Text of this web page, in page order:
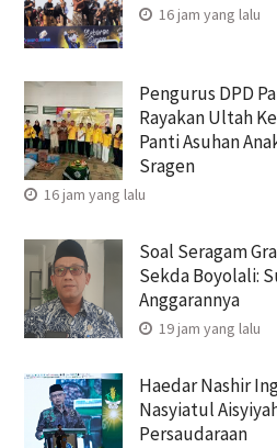
16 jam yang lalu
Pengurus DPD
Rayakan Ultah
Panti Asuhan
Sragen
16 jam yang lalu
Soal Seragam
Sekda Boyolali:
Anggarannya
19 jam yang lalu
Haedar Nashir
Nasyiatul
Persaudaraan